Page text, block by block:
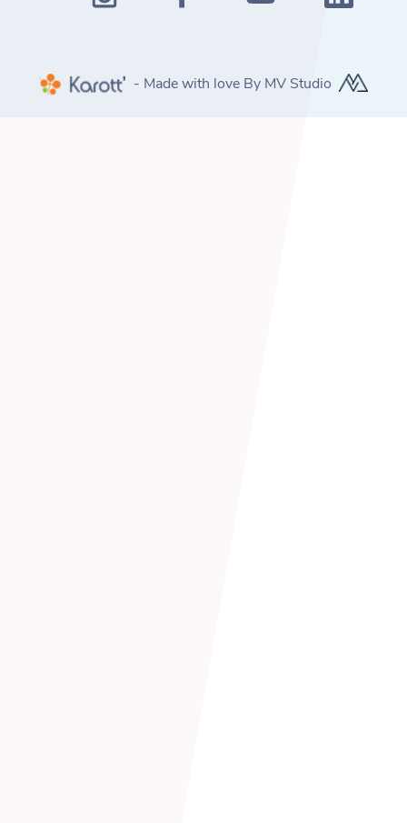
- Made with love By MV Studio